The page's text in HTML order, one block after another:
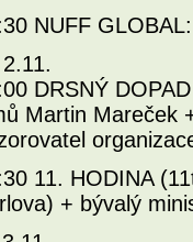
NUFF
DRSNÝ
Martin Mareček
11. HODINA
+ bývalý